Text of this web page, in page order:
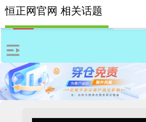
恒正网官网 相关话题